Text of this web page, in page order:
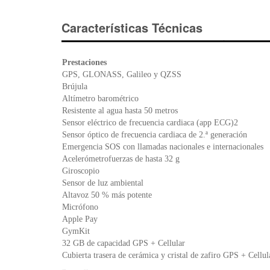
Características Técnicas
Prestaciones
GPS, GLONASS, Galileo y QZSS
Brújula
Altímetro barométrico
Resistente al agua hasta 50 metros
Sensor eléctrico de frecuencia cardiaca (app ECG)2
Sensor óptico de frecuencia cardiaca de 2.ª generación
Emergencia SOS con llamadas nacionales e internacionales
Acelerómetrofuerzas de hasta 32 g
Giroscopio
Sensor de luz ambiental
Altavoz 50 % más potente
Micrófono
Apple Pay
GymKit
32 GB de capacidad GPS + Cellular
Cubierta trasera de cerámica y cristal de zafiro GPS +